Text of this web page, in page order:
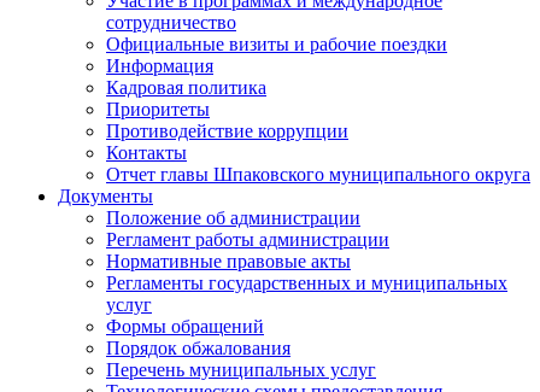
сотрудничество
Официальные визиты и рабочие поездки
Информация
Кадровая политика
Приоритеты
Противодействие коррупции
Контакты
Отчет главы Шпаковского муниципального округа
Документы
Положение об администрации
Регламент работы администрации
Нормативные правовые акты
Регламенты государственных и муниципальных
услуг
Формы обращений
Порядок обжалования
Перечень муниципальных услуг